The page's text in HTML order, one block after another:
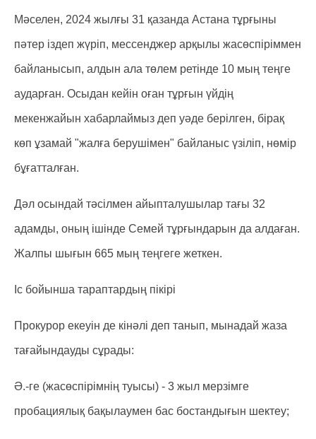
Мәселен, 2024 жылғы 31 қазанда Астана тұрғыны
пәтер іздеп жүріп, мессенджер арқылы жасөспіріммен
байланысып, алдын ала төлем ретінде 10 мың теңге
аударған. Осыдан кейін оған тұрғын үйдің
мекенжайын хабарлаймыз деп уәде берілген, бірақ
көп ұзамай "жалға берушімен" байланыс үзіліп, нөмір
бұғатталған.
Дәл осындай тәсілмен айыпталушылар тағы 32
адамды, оның ішінде Семей тұрғындарын да алдаған.
Жалпы шығын 665 мың теңгеге жеткен.
Іс бойынша тараптардың пікірі
Прокурор екеуін де кінәлі деп танып, мынадай жаза
тағайындауды сұрады:
Ә.-ге (жасөспірімнің туысы) - 3 жыл мерзімге
пробациялық бақылаумен бас бостандығын шектеу;